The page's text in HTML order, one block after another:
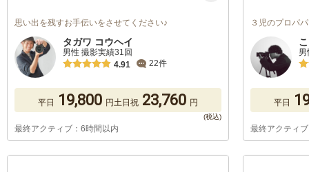
思い出を残すお手伝いをさせてください♪
タガワ コウヘイ
男性 撮影実績31回
4.91
22件
平日 19,800 円土日祝 23,760 円
最終アクティブ：6時間以内
３児のプロパ
平日
最終アクティ